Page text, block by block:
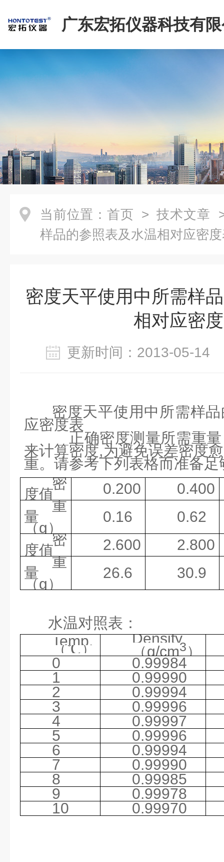
广东宏拓仪器科技有
当前位置： 首页 > 技术文章
样品的参照表及水温相对应密
密度天平使用中所需样
相对应密
更新时间：2013-05-
密度天平使用中所需样
应密度表
正确密度测量所需重量
来计算密度,为避免误差密度
重。请参考下列表格而准备
密
度值 0.200
0.400
重
量
（g）
0.16
0.62
密
度值 2.600
2.800
重
量
（g）
26.6 30.9
水温对照表：
Temp.
（℃）
Density
（g/cm3）
0
0.99984
1
0.99990
2
0.99994
3
0.99996
4
0.99997
5
0.99996
6
0.99994
7
0.99990
8
0.99985
9
0.99978
10
0.99970